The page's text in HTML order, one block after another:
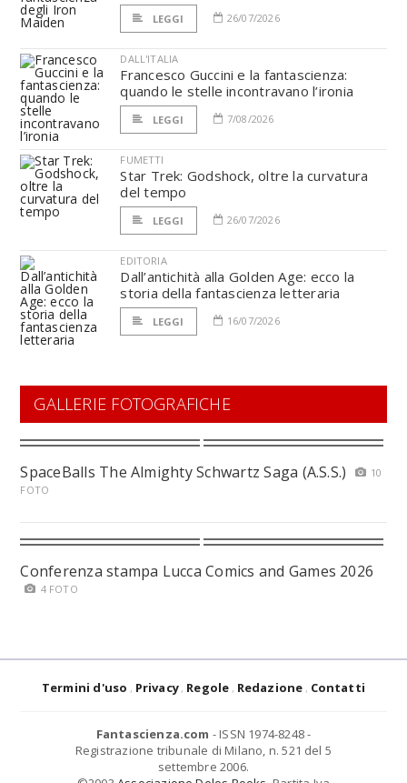
LEGGI 26/07/2026
DALL'ITALIA
Francesco Guccini e la fantascienza:
quando le stelle incontravano l’ironia
LEGGI 7/08/2026
FUMETTI
Star Trek: Godshock, oltre la curvatura
del tempo
LEGGI 26/07/2026
EDITORIA
Dall’antichità alla Golden Age: ecco la
storia della fantascienza letteraria
LEGGI 16/07/2026
GALLERIE FOTOGRAFICHE
SpaceBalls The Almighty Schwartz Saga (A.S.S.)
10
FOTO
Conferenza stampa Lucca Comics and Games 2026
4 FOTO
Termini d'uso Privacy Regole Redazione Contatti
Fantascienza.com - ISSN 1974-8248 -
Registrazione tribunale di Milano, n. 521 del 5
settembre 2006.